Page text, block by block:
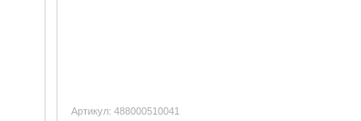
Артикул: 488000510041